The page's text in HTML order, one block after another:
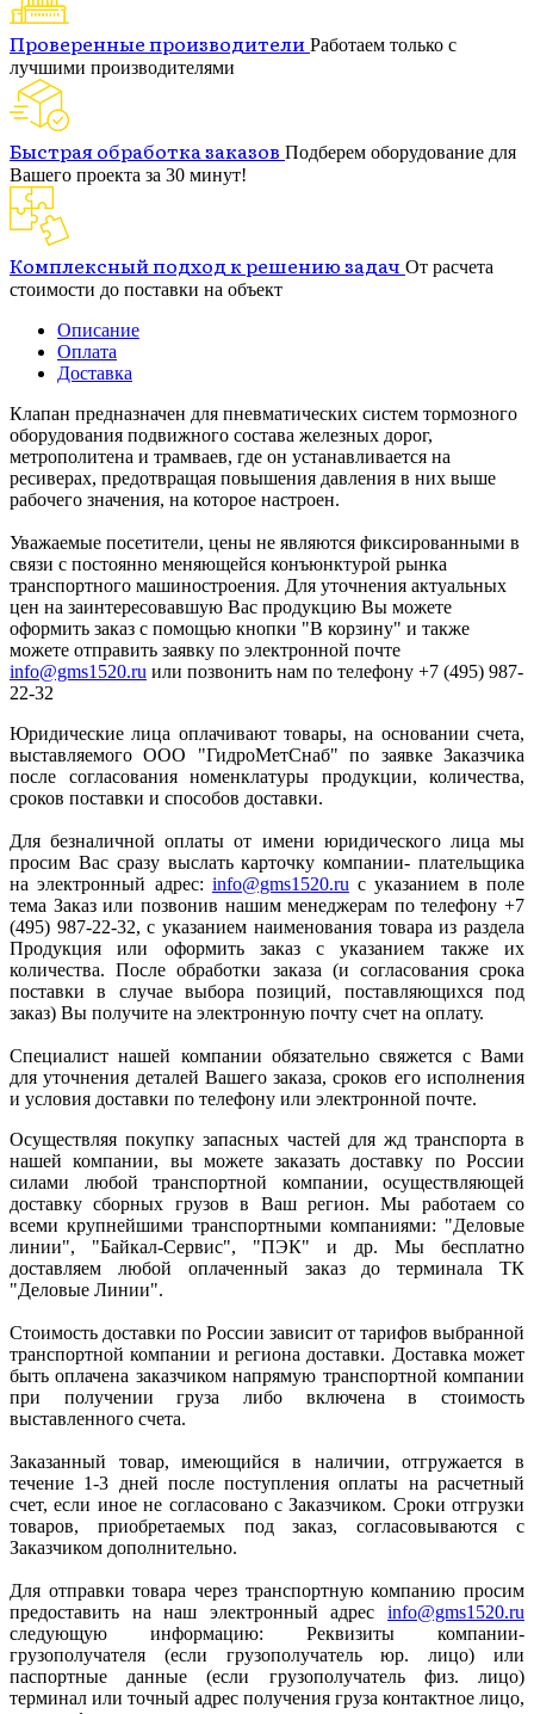
Проверенные производители Работаем только с
лучшими производителями
Быстрая обработка заказов Подберем оборудование для
Вашего проекта за 30 минут!
Комплексный подход к решению задач От расчета
стоимости до поставки на объект
Описание
Оплата
Доставка
Клапан предназначен для пневматических систем тормозного
оборудования подвижного состава железных дорог,
метрополитена и трамваев, где он устанавливается на
ресиверах, предотвращая повышения давления в них выше
рабочего значения, на которое настроен.
Уважаемые посетители, цены не являются фиксированными в
связи с постоянно меняющейся конъюнктурой рынка
транспортного машиностроения. Для уточнения актуальных
цен на заинтересовавшую Вас продукцию Вы можете
оформить заказ с помощью кнопки "В корзину" и также
можете отправить заявку по электронной почте
info@gms1520.ru или позвонить нам по телефону +7 (495) 987-
22-32
Юридические лица оплачивают товары, на основании счета,
выставляемого ООО "ГидроМетСнаб" по заявке Заказчика
после согласования номенклатуры продукции, количества,
сроков поставки и способов доставки.
Для безналичной оплаты от имени юридического лица мы
просим Вас сразу выслать карточку компании- плательщика
на электронный адрес: info@gms1520.ru с указанием в поле
тема Заказ или позвонив нашим менеджерам по телефону +7
(495) 987-22-32, с указанием наименования товара из раздела
Продукция или оформить заказ с указанием также их
количества. После обработки заказа (и согласования срока
поставки в случае выбора позиций, поставляющихся под
заказ) Вы получите на электронную почту счет на оплату.
Специалист нашей компании обязательно свяжется с Вами
для уточнения деталей Вашего заказа, сроков его исполнения
и условия доставки по телефону или электронной почте.
Осуществляя покупку запасных частей для жд транспорта в
нашей компании, вы можете заказать доставку по России
силами любой транспортной компании, осуществляющей
доставку сборных грузов в Ваш регион. Мы работаем со
всеми крупнейшими транспортными компаниями: "Деловые
линии", "Байкал-Сервис", "ПЭК" и др. Мы бесплатно
доставляем любой оплаченный заказ до терминала ТК
"Деловые Линии".
Стоимость доставки по России зависит от тарифов выбранной
транспортной компании и региона доставки. Доставка может
быть оплачена заказчиком напрямую транспортной компании
при получении груза либо включена в стоимость
выставленного счета.
Заказанный товар, имеющийся в наличии, отгружается в
течение 1-3 дней после поступления оплаты на расчетный
счет, если иное не согласовано с Заказчиком. Сроки отгрузки
товаров, приобретаемых под заказ, согласовываются с
Заказчиком дополнительно.
Для отправки товара через транспортную компанию просим
предоставить на наш электронный адрес info@gms1520.ru
следующую информацию: Реквизиты компании-
грузополучателя (если грузополучатель юр. лицо) или
паспортные данные (если грузополучатель физ. лицо)
терминал или точный адрес получения груза контактное лицо,